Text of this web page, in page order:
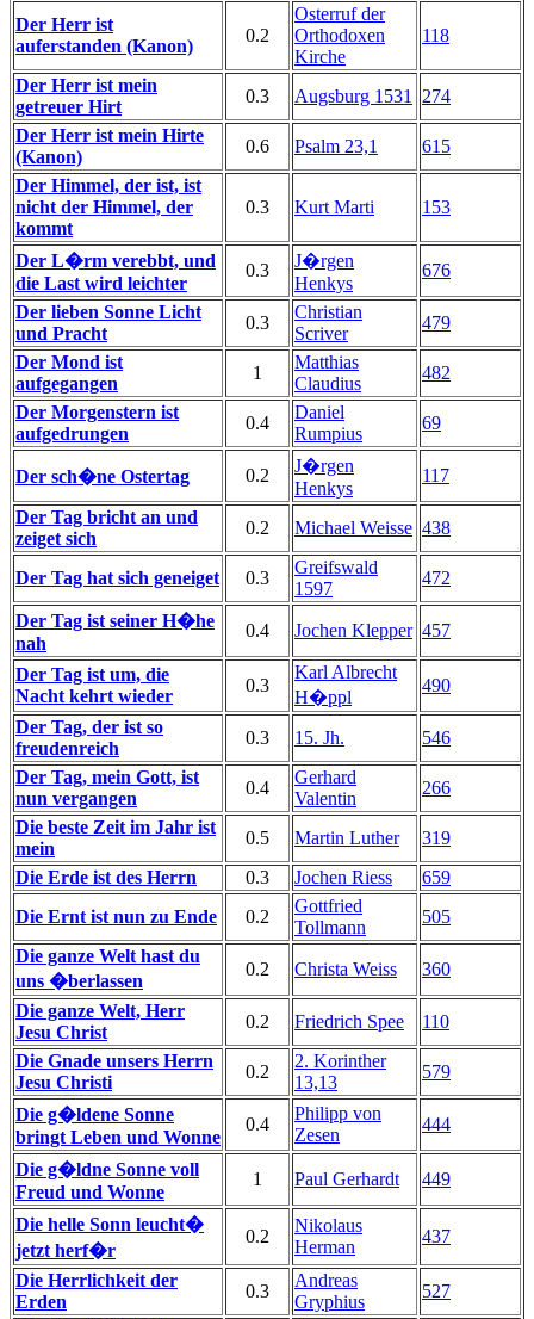
Der Herr ist
auferstanden (Kanon)
0.2
Osterruf der
Orthodoxen
Kirche
118
Der Herr ist mein
getreuer Hirt
0.3 Augsburg 1531 274
Der Herr ist mein Hirte
(Kanon)
0.6 Psalm 23,1
615
Der Himmel, der ist, ist
nicht der Himmel, der
kommt
0.3 Kurt Marti 153
Der L�rm verebbt, und
die Last wird leichter
0.3
J�rgen
Henkys
676
Der lieben Sonne Licht
und Pracht
0.3
Christian
Scriver
479
Der Mond ist
aufgegangen
1
Matthias
Claudius
482
Der Morgenstern ist
aufgedrungen
0.4
Daniel
Rumpius
69
Der sch�ne Ostertag 0.2
J�rgen
Henkys
117
Der Tag bricht an und
zeiget sich
0.2 Michael Weisse 438
Der Tag hat sich geneiget 0.3
Greifswald
1597
472
Der Tag ist seiner H�he
nah
0.4 Jochen Klepper 457
Der Tag ist um, die
Nacht kehrt wieder
0.3
Karl Albrecht
H�ppl
490
Der Tag, der ist so
freudenreich
0.3 15. Jh.
546
Der Tag, mein Gott, ist
nun vergangen
0.4
Gerhard
Valentin
266
Die beste Zeit im Jahr ist
mein
0.5 Martin Luther
319
Die Erde ist des Herrn
0.3 Jochen Riess
659
Die Ernt ist nun zu Ende
0.2
Gottfried
Tollmann
505
Die ganze Welt hast du
uns �berlassen
0.2 Christa Weiss 360
Die ganze Welt, Herr
Jesu Christ
0.2 Friedrich Spee
110
Die Gnade unsers Herrn
Jesu Christi
0.2
2. Korinther
13,13
579
Die g�ldene Sonne
bringt Leben und Wonne
0.4
Philipp von
Zesen
444
Die g�ldne Sonne voll
Freud und Wonne
1 Paul Gerhardt 449
Die helle Sonn leucht�
jetzt herf�r
0.2
Nikolaus
Herman
437
Die Herrlichkeit der
Erden
0.3
Andreas
Gryphius
527